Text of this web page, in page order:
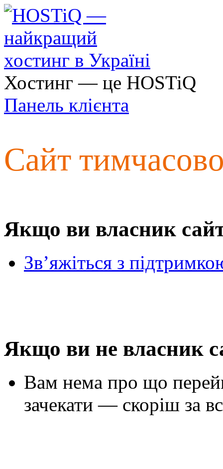
Хостинг — це HOSTiQ
Панель клієнта
Сайт
Якщо ви власник
Зв’яжіться з
Якщо ви не власник
Вам нема про що
зачекати — скоріш за